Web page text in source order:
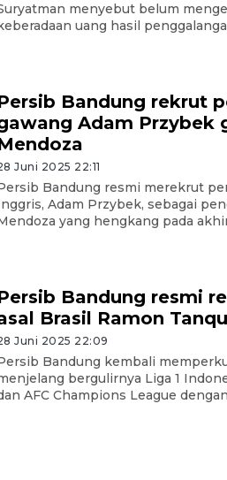
menyebut belum
uang hasil
Bandung rekrut
Adam Przybek
Juni 2025 22:11
Bandung resmi merekrut
Adam Przybek, sebagai
yang hengkang pada
Bandung resmi
Brasil Ramon
Juni 2025 22:09
Bandung kembali
bergulirnya Liga 1
AFC Champions League dengan
Penutupan
dan manajerial
31 Juli 2026 18:01
Pigai: